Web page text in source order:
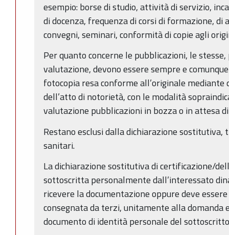
esempio: borse di studio, attività di servizio,
di docenza, frequenza di corsi di formazione,
convegni, seminari, conformità di copie agli
Per quanto concerne le pubblicazioni, le
valutazione, devono essere sempre e
fotocopia resa conforme all’originale
dell’atto di notorietà, con le modalità
valutazione pubblicazioni in bozza o in attesa
Restano esclusi dalla dichiarazione
sanitari.
La dichiarazione sostitutiva di certificazione/
sottoscritta personalmente dall’interessato
ricevere la documentazione oppure deve
consegnata da terzi, unitamente alla domanda
documento di identità personale del